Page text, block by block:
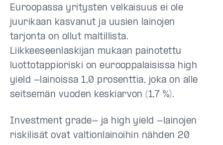
Euroopassa yritysten velkaisuus ei ole
juurikaan kasvanut ja uusien lainojen
tarjonta on ollut maltillista.
Liikkeeseenlaskijan mukaan painotettu
luottotappioriski on eurooppalaisissa high
yield -lainoissa 1,0 prosenttia, joka on alle
seitsemän vuoden keskiarvon (1,7 %).
Investment grade- ja high yield -lainojen
riskilisät ovat valtionlainoihin nähden 20